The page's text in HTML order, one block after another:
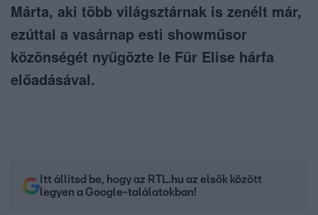
Márta, aki több világsztárnak is zenélt már,
ezúttal a vasárnap esti showműsor
közönségét nyűgözte le Für Elise hárfa
előadásával.
Itt állítsd be, hogy az RTL.hu az elsők között
legyen a Google-találatokban!